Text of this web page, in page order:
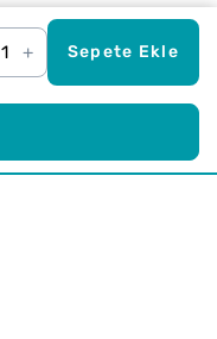
+ Sepete Ekle